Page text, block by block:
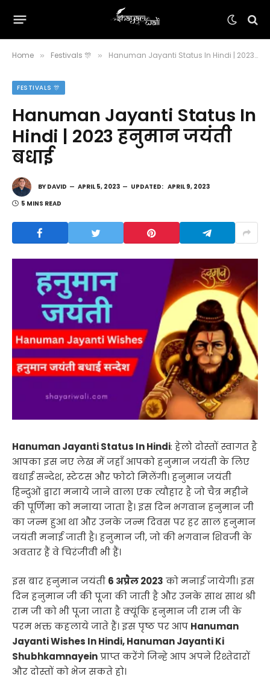
Home » Festivals 🎊 » Hanuman Jayanti Status In Hindi | 2023 हनुमान जयंती बधाई
FESTIVALS 🎊
Hanuman Jayanti Status In
Hindi | 2023 हनुमान जयंती
बधाई
BY DAVID APRIL 5, 2023 UPDATED: APRIL 9, 2023
5 MINS READ
Hanuman Jayanti Status In Hindi: हेलो दोस्तों स्वागत है
आपका इस नए लेख में जहाँ आपको हनुमान जयंती के लिए
बधाई सन्देश, स्टेटस और फोटो मिलेंगी। हनुमान जयंती
हिन्दुओं द्वारा मनाये जाने वाला एक त्यौहार है जो चैत्र महीने
की पूर्णिमा को मनाया जाता है। इस दिन भगवान हनुमान जी
का जन्म हुआ था और उनके जन्म दिवस पर हर साल हनुमान
जयंती मनाई जाती है। हनुमान जी, जो की भगवान शिवजी के
अवतार हैं वे चिरंजीवी भी हैं।
इस बार हनुमान जयंती 6 अप्रैल 2023 को मनाई जायेगी। इस
दिन हनुमान जी की पूजा की जाती है और उनके साथ साथ श्री
राम जी को भी पूजा जाता है क्यूंकि हनुमान जी राम जी के
परम भक्त कहलाये जाते हैं। इस पृष्ठ पर आप Hanuman
Jayanti Wishes In Hindi, Hanuman Jayanti Ki
Shubhkamnayeinप्राप्त करेंगे जिन्हे आप अपने रिश्तेदारों
और दोस्तों को भेज सकते हो।